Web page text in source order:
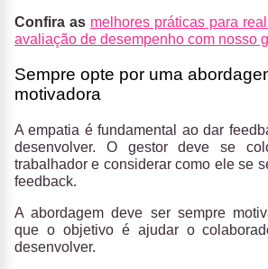
Confira as melhores práticas para
avaliação de desempenho com nosso
Sempre opte por uma
motivadora
A empatia é fundamental ao dar
desenvolver. O gestor deve se
trabalhador e considerar como ele se
feedback.
A abordagem deve ser sempre
que o objetivo é ajudar o
desenvolver.